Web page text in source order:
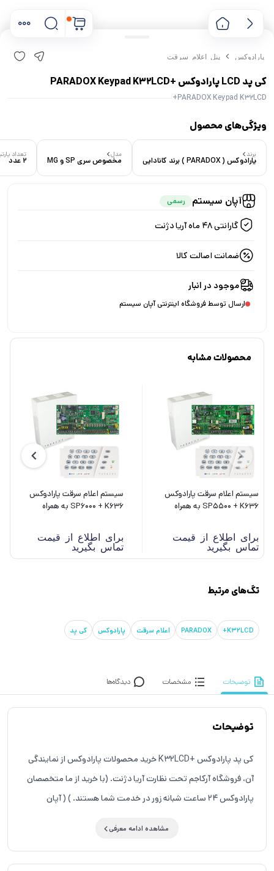
۰ بازدید در ۲۴ ساعت اخیر
پارادوکس پنل اعلام سرقت
کی پد LCD پارادوکس +PARADOX Keypad K32LCD
PARADOX Keypad K32LCD+
ویژگی‌های محصول
برند
پارادوکس ( PARADOX ) برند کانادایی
مدل
مخصوص سری SP و MG
تعداد
2 عدد
آپان سیستم رسمی
گارانتی 48 ماه آریا دژنت
ضمانت اصالت کالا
موجود در انبار
ارسال توسط فروشگاه اینترنتی آپان سیستم
محصولات مشابه
سیستم اعلام سرقت پارادوکس
SP5500 + K636 به همراه
برای اطلاع از قیمت
تماس بگیرید
سیستم اعلام سرقت پارادوکس
SP6000 + K636 به همراه
برای اطلاع از قیمت
تماس بگیرید
تگ‌های مرتبط
K32LCD+
PARADOX اعلام سرقت پارادوکس کی پد
توضیحات مشخصات دیدگاه‌ها
توضیحات
کی پد پارادوکس +K32LCD خرید محصولات پارادوکس از نمایندگی
آن، فروشگاه آرکاجم تحت نظارت آریا دژنت. (با خرید از ما متخصصان
پارادوکس 24 ساعت شبانه زور در خدمت شما هستند. ) ( آپان
مشاهده ادامه معرفی